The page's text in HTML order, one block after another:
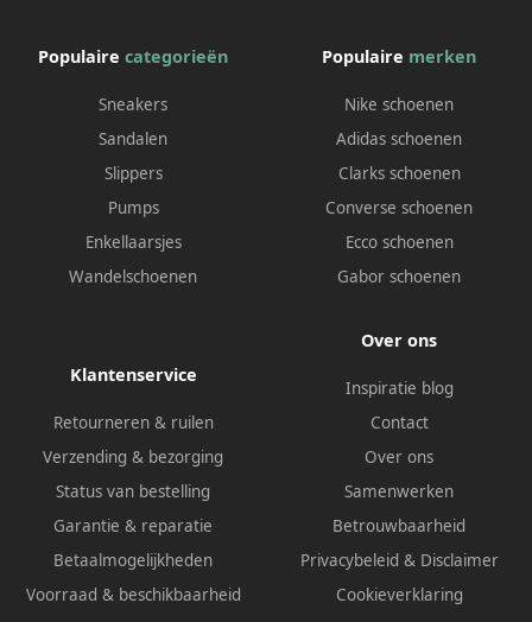
Populaire categorieën
Sneakers
Sandalen
Slippers
Pumps
Enkellaarsjes
Wandelschoenen
Populaire merken
Nike schoenen
Adidas schoenen
Clarks schoenen
Converse schoenen
Ecco schoenen
Gabor schoenen
Klantenservice
Retourneren & ruilen
Verzending & bezorging
Status van bestelling
Garantie & reparatie
Betaalmogelijkheden
Voorraad & beschikbaarheid
Over ons
Inspiratie blog
Contact
Over ons
Samenwerken
Betrouwbaarheid
Privacybeleid & Disclaimer
Cookieverklaring